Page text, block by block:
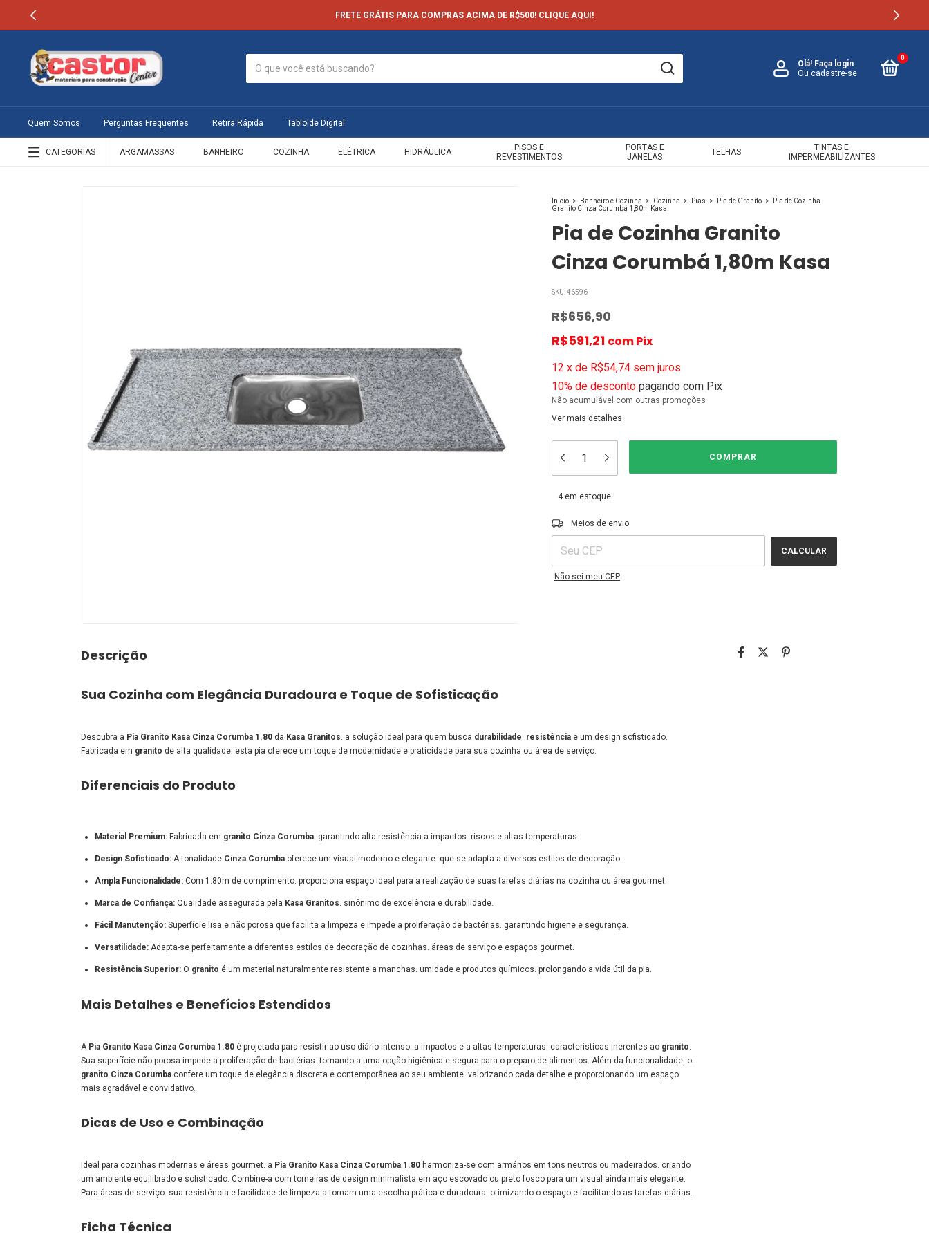
FRETE GRÁTIS PARA COMPRAS ACIMA DE R$500! CLIQUE AQUI!
Olá! Faça login
Ou cadastre-se
0
Quem Somos Perguntas Frequentes Retira Rápida Tabloide Digital
CATEGORIAS ARGAMASSAS BANHEIRO COZINHA ELÉTRICA HIDRÁULICA
PISOS E
REVESTIMENTOS
PORTAS E
JANELAS
TELHAS
TINTAS E
IMPERMEABILIZANTES
Início > Banheiro e Cozinha > Cozinha > Pias > Pia de Granito >
Pia de Cozinha
Granito Cinza Corumbá 1,80m Kasa
Pia de Cozinha Granito
Cinza Corumbá 1,80m Kasa
SKU:46596
R$656,90
R$591,21 comPix
12 x de R$54,74 sem juros
10% de desconto pagando com Pix
Não acumulável com outras promoções
Ver mais detalhes
4em estoque
Entregas para o CEP:
Meios de envio
CALCULAR
Não sei meu CEP
Descrição
Sua Cozinha com Elegância Duradoura e Toque de Sofisticação
Descubra a Pia Granito Kasa Cinza Corumba 1.80 da Kasa Granitos. a solução ideal para quem busca durabilidade. resistência e um design sofisticado.
Fabricada em granito de alta qualidade. esta pia oferece um toque de modernidade e praticidade para sua cozinha ou área de serviço.
Diferenciais do Produto
Material Premium: Fabricada em granito Cinza Corumba. garantindo alta resistência a impactos. riscos e altas temperaturas.
Design Sofisticado: A tonalidade Cinza Corumba oferece um visual moderno e elegante. que se adapta a diversos estilos de decoração.
Ampla Funcionalidade: Com 1.80m de comprimento. proporciona espaço ideal para a realização de suas tarefas diárias na cozinha ou área gourmet.
Marca de Confiança: Qualidade assegurada pela Kasa Granitos. sinônimo de excelência e durabilidade.
Fácil Manutenção: Superfície lisa e não porosa que facilita a limpeza e impede a proliferação de bactérias. garantindo higiene e segurança.
Versatilidade: Adapta-se perfeitamente a diferentes estilos de decoração de cozinhas. áreas de serviço e espaços gourmet.
Resistência Superior: O granito é um material naturalmente resistente a manchas. umidade e produtos químicos. prolongando a vida útil da pia.
Mais Detalhes e Benefícios Estendidos
A Pia Granito Kasa Cinza Corumba 1.80 é projetada para resistir ao uso diário intenso. a impactos e a altas temperaturas. características inerentes ao granito.
Sua superfície não porosa impede a proliferação de bactérias. tornando-a uma opção higiênica e segura para o preparo de alimentos. Além da funcionalidade. o
granito Cinza Corumba confere um toque de elegância discreta e contemporânea ao seu ambiente. valorizando cada detalhe e proporcionando um espaço
mais agradável e convidativo.
Dicas de Uso e Combinação
Ideal para cozinhas modernas e áreas gourmet. a Pia Granito Kasa Cinza Corumba 1.80 harmoniza-se com armários em tons neutros ou madeirados. criando
um ambiente equilibrado e sofisticado. Combine-a com torneiras de design minimalista em aço escovado ou preto fosco para um visual ainda mais elegante.
Para áreas de serviço. sua resistência e facilidade de limpeza a tornam uma escolha prática e duradoura. otimizando o espaço e facilitando as tarefas diárias.
Ficha Técnica